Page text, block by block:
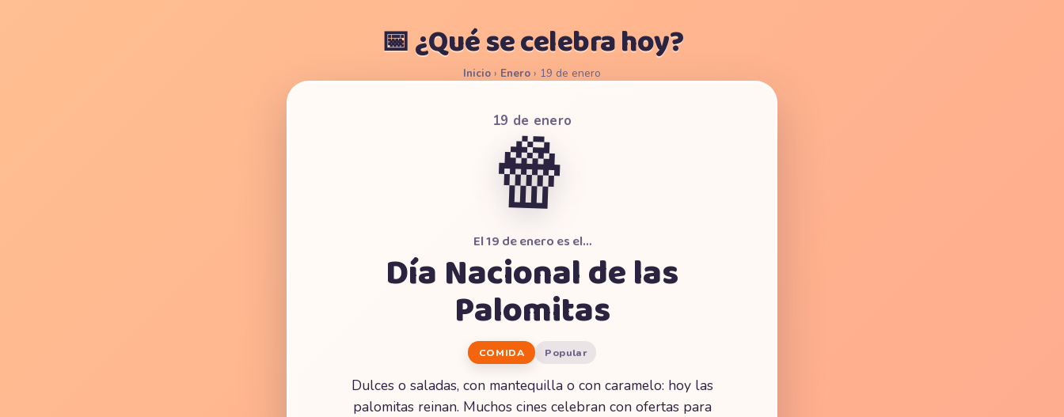
📅 ¿Qué se celebra hoy?
Inicio › Enero › 19 de enero
19 de enero
🍿
El 19 de enero es el…
Día Nacional de las
Palomitas
COMIDA Popular
Dulces o saladas, con mantequilla o con caramelo: hoy las
palomitas reinan. Muchos cines celebran con ofertas para